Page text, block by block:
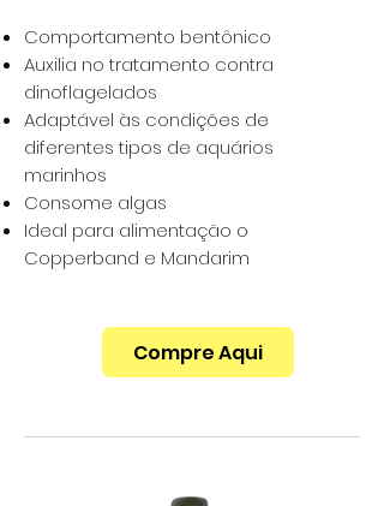
Comportamento bentônico
Auxilia no tratamento contra
dinoflagelados
Adaptável às condições de
diferentes tipos de aquários
marinhos
Consome algas
Ideal para alimentação o
Copperband e Mandarim
Compre Aqui